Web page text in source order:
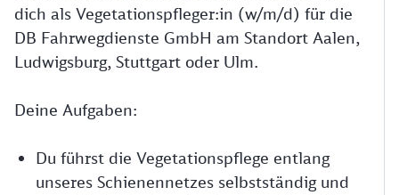
dich als Vegetationspfleger:in (w/m/d) für die
DB Fahrwegdienste GmbH am Standort Aalen,
Ludwigsburg, Stuttgart oder Ulm.
Deine Aufgaben:
Du führst die Vegetationspflege entlang
unseres Schienennetzes selbstständig und